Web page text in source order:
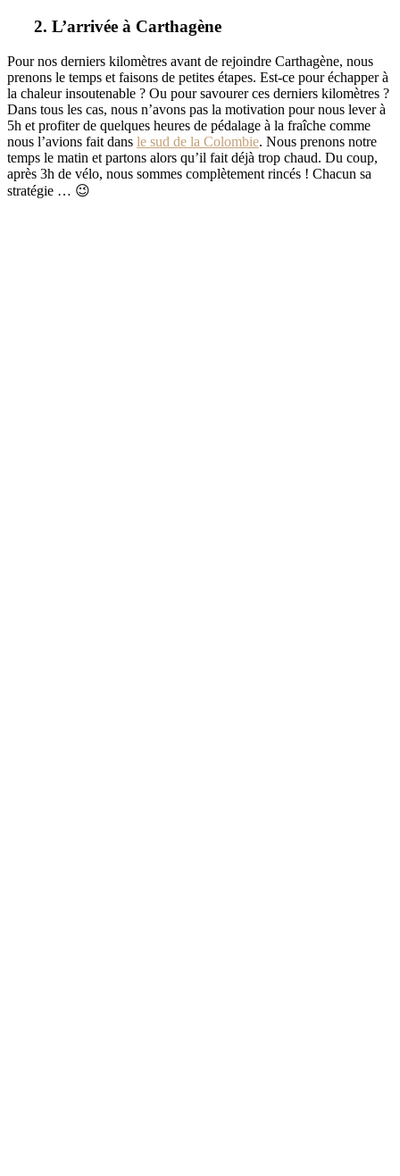
2. L’arrivée à Carthagène
Pour nos derniers kilomètres avant de rejoindre Carthagène, nous
prenons le temps et faisons de petites étapes. Est-ce pour échapper à
la chaleur insoutenable ? Ou pour savourer ces derniers kilomètres ?
Dans tous les cas, nous n’avons pas la motivation pour nous lever à
5h et profiter de quelques heures de pédalage à la fraîche comme
nous l’avions fait dans le sud de la Colombie. Nous prenons notre
temps le matin et partons alors qu’il fait déjà trop chaud. Du coup,
après 3h de vélo, nous sommes complètement rincés ! Chacun sa
stratégie … 😉